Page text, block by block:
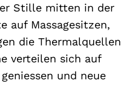
Stille mitten in der
auf Massagesitzen,
die Thermalquellen
verteilen sich auf
und neue